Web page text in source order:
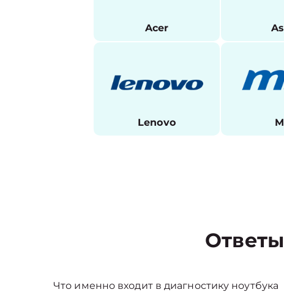
Acer
Lenovo
Что именно входит в диагностику ноутбука